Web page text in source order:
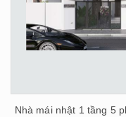
Nhà mái nhật 1 tầng 5